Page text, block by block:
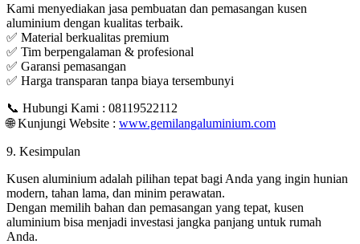
Kami menyediakan jasa pembuatan dan pemasangan kusen
aluminium dengan kualitas terbaik.
✅ Material berkualitas premium
✅ Tim berpengalaman & profesional
✅ Garansi pemasangan
✅ Harga transparan tanpa biaya tersembunyi
📞 Hubungi Kami : 08119522112
🌐 Kunjungi Website : www.gemilangaluminium.com
9. Kesimpulan
Kusen aluminium adalah pilihan tepat bagi Anda yang ingin hunian
modern, tahan lama, dan minim perawatan.
Dengan memilih bahan dan pemasangan yang tepat, kusen
aluminium bisa menjadi investasi jangka panjang untuk rumah
Anda.